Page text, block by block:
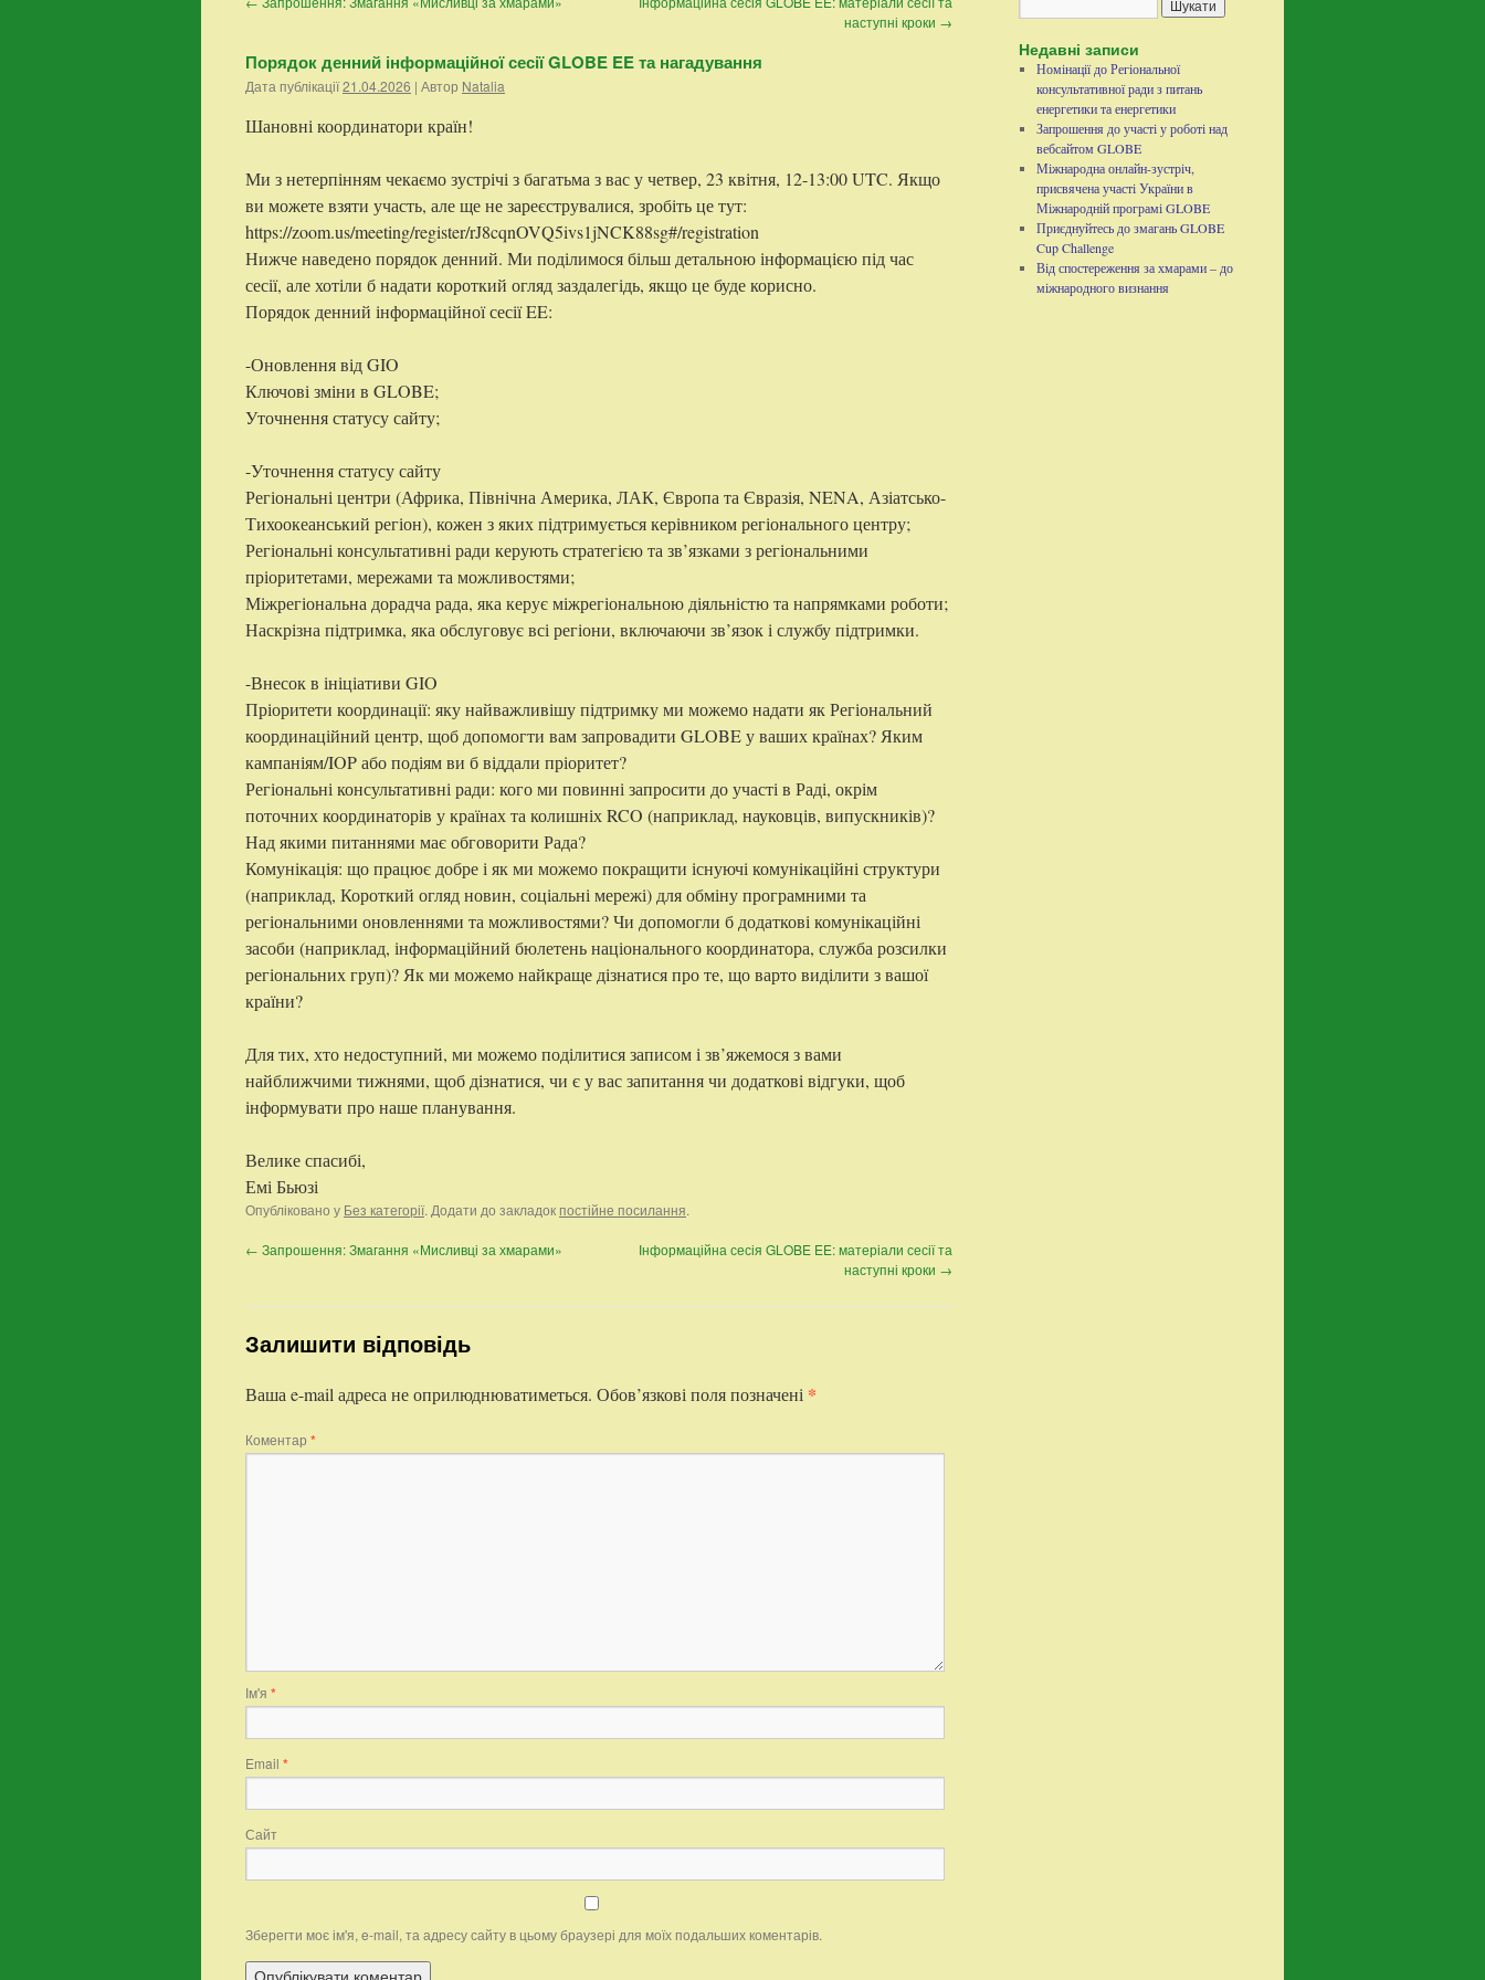
контенту
наступні кроки →
Порядок денний інформаційної сесії GLOBE EE та нагадування
Дата публікації21.04.2026 | Автор Natalia
Шановні координатори країн!
Ми з нетерпінням чекаємо зустрічі з багатьма з вас у четвер, 23 квітня, 12-13:00 UTC. Якщо
ви можете взяти участь, але ще не зареєструвалися, зробіть це тут:
https://zoom.us/meeting/register/rJ8cqnOVQ5ivs1jNCK88sg#/registration
Нижче наведено порядок денний. Ми поділимося більш детальною інформацією під час
сесії, але хотіли б надати короткий огляд заздалегідь, якщо це буде корисно.
Порядок денний інформаційної сесії EE:
-Оновлення від GIO
Ключові зміни в GLOBE;
Уточнення статусу сайту;
-Уточнення статусу сайту
Регіональні центри (Африка, Північна Америка, ЛАК, Європа та Євразія, NENA, Азіатсько-
Тихоокеанський регіон), кожен з яких підтримується керівником регіонального центру;
Регіональні консультативні ради керують стратегією та зв’язками з регіональними
пріоритетами, мережами та можливостями;
Міжрегіональна дорадча рада, яка керує міжрегіональною діяльністю та напрямками роботи;
Наскрізна підтримка, яка обслуговує всі регіони, включаючи зв’язок і службу підтримки.
-Внесок в ініціативи GIO
Пріоритети координації: яку найважливішу підтримку ми можемо надати як Регіональний
координаційний центр, щоб допомогти вам запровадити GLOBE у ваших країнах? Яким
кампаніям/IOP або подіям ви б віддали пріоритет?
Регіональні консультативні ради: кого ми повинні запросити до участі в Раді, окрім
поточних координаторів у країнах та колишніх RCO (наприклад, науковців, випускників)?
Над якими питаннями має обговорити Рада?
Комунікація: що працює добре і як ми можемо покращити існуючі комунікаційні структури
(наприклад, Короткий огляд новин, соціальні мережі) для обміну програмними та
регіональними оновленнями та можливостями? Чи допомогли б додаткові комунікаційні
засоби (наприклад, інформаційний бюлетень національного координатора, служба розсилки
регіональних груп)? Як ми можемо найкраще дізнатися про те, що варто виділити з вашої
країни?
Для тих, хто недоступний, ми можемо поділитися записом і зв’яжемося з вами
найближчими тижнями, щоб дізнатися, чи є у вас запитання чи додаткові відгуки, щоб
інформувати про наше планування.
Велике спасибі,
Емі Бьюзі
Опубліковано у Без категорії. Додати до закладок постійне посилання.
← Запрошення: Змагання «Мисливці за хмарами»
Інформаційна сесія GLOBE EE: матеріали сесії та
наступні кроки →
Залишити відповідь
Ваша e-mail адреса не оприлюднюватиметься. Обов’язкові поля позначені *
Коментар *
Ім'я *
Email *
Сайт
Зберегти моє ім'я, e-mail, та адресу сайту в цьому браузері для моїх подальших коментарів.
Недавні записи
Номінації до Регіональної
консультативної ради з питань
енергетики та енергетики
Запрошення до участі у роботі над
вебсайтом GLOBE
Міжнародна онлайн-зустріч,
присвячена участі України в
Міжнародній програмі GLOBE
Приєднуйтесь до змагань GLOBE
Cup Challenge
Від спостереження за хмарами – до
міжнародного визнання